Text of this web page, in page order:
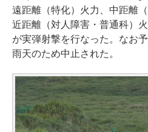
遠距離（特化）火力、中距離
近距離（対人障害・普通科）
が実弾射撃を行なった。なお
雨天のため中止された。